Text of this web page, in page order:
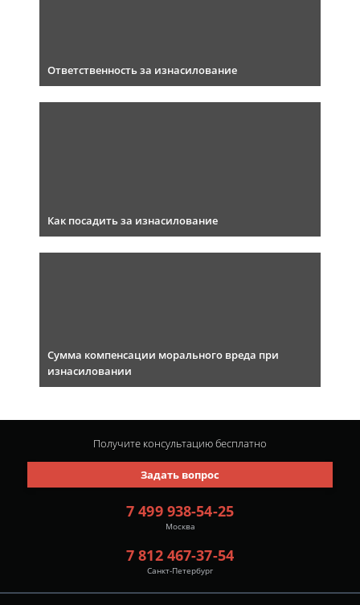
Ответственность за изнасилование
Как посадить за изнасилование
Сумма компенсации морального вреда при
изнасиловании
7 499 938-54-25
Москва
7 812 467-37-54
Санкт-Петербург
Задать вопрос
Получите консультациюбесплатно